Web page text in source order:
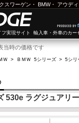
スワーゲン ・ BMW・ アウディ
実現サイト 輸入車・外車のカー
当時の価格です
Ｗ > ＢＭＷ 5シリーズ > 5シリ
530e ラグジュアリ